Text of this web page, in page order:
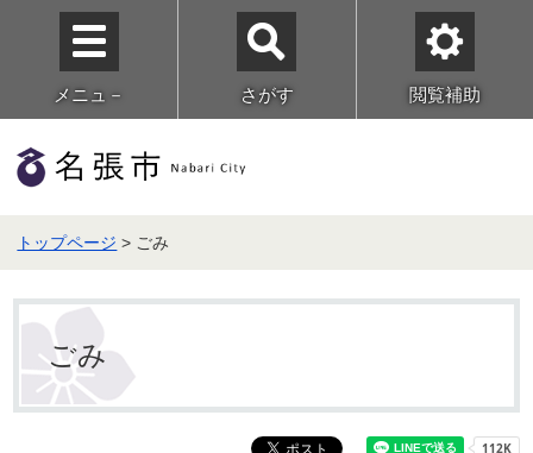
メニュ－ さがす 閲覧補助
トップページ > ごみ
ごみ